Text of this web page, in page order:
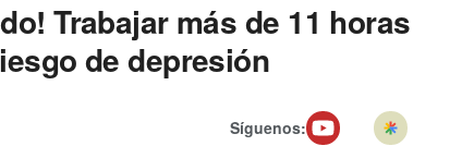
Trabajar más de 11 horas
de depresión
Síguenos: